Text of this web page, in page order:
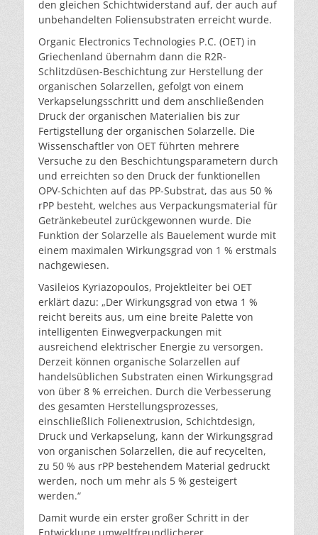
den gleichen Schichtwiderstand auf, der auch auf
unbehandelten Foliensubstraten erreicht wurde.
Organic Electronics Technologies P.C. (OET) in
Griechenland übernahm dann die R2R-
Schlitzdüsen-Beschichtung zur Herstellung der
organischen Solarzellen, gefolgt von einem
Verkapselungsschritt und dem anschließenden
Druck der organischen Materialien bis zur
Fertigstellung der organischen Solarzelle. Die
Wissenschaftler von OET führten mehrere
Versuche zu den Beschichtungsparametern durch
und erreichten so den Druck der funktionellen
OPV-Schichten auf das PP-Substrat, das aus 50 %
rPP besteht, welches aus Verpackungsmaterial für
Getränkebeutel zurückgewonnen wurde. Die
Funktion der Solarzelle als Bauelement wurde mit
einem maximalen Wirkungsgrad von 1 % erstmals
nachgewiesen.
Vasileios Kyriazopoulos, Projektleiter bei OET
erklärt dazu: „Der Wirkungsgrad von etwa 1 %
reicht bereits aus, um eine breite Palette von
intelligenten Einwegverpackungen mit
ausreichend elektrischer Energie zu versorgen.
Derzeit können organische Solarzellen auf
handelsüblichen Substraten einen Wirkungsgrad
von über 8 % erreichen. Durch die Verbesserung
des gesamten Herstellungsprozesses,
einschließlich Folienextrusion, Schichtdesign,
Druck und Verkapselung, kann der Wirkungsgrad
von organischen Solarzellen, die auf recycelten,
zu 50 % aus rPP bestehendem Material gedruckt
werden, noch um mehr als 5 % gesteigert
werden.“
Damit wurde ein erster großer Schritt in der